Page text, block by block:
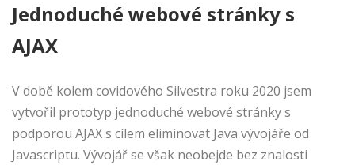
Jednoduché webové stránky s
AJAX
V době kolem covidového Silvestra roku 2020 jsem
vytvořil prototyp jednoduché webové stránky s
podporou AJAX s cílem eliminovat Java vývojáře od
Javascriptu. Vývojář se však neobejde bez znalosti